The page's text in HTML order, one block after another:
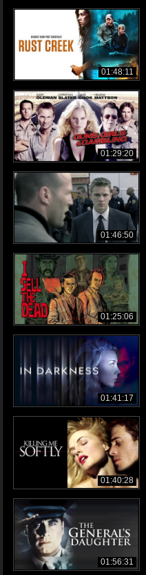
01:48:11
01:29:20
01:46:50
01:25:06
01:41:17
01:40:28
01:56:31